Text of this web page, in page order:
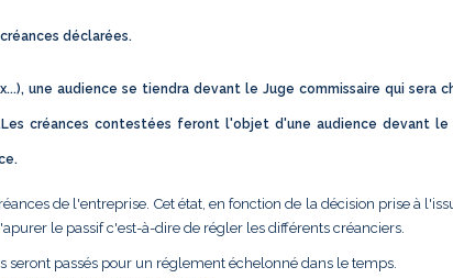
déclarées.
une audience se tiendra devant le Juge commissaire qui sera
créances contestées feront l'objet d'une audience devant le
de l'entreprise. Cet état, en fonction de la décision prise à
le passif c'est-à-dire de régler les différents créanciers.
seront passés pour un réglement échelonné dans le temps.